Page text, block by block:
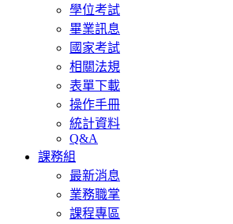
學位考試
畢業訊息
國家考試
相關法規
表單下載
操作手冊
統計資料
Q&A
課務組
最新消息
業務職掌
課程專區